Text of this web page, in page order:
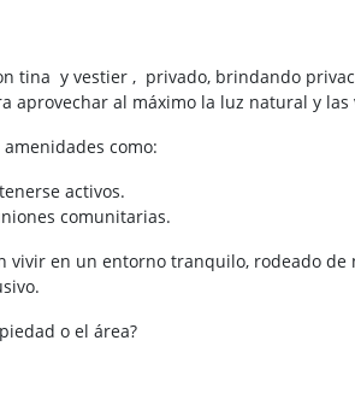
tina y vestier , privado, brindando
aprovechar al máximo la luz natural y
como:
activos.
comunitarias.
vivir en un entorno tranquilo, rodeado
o el área?